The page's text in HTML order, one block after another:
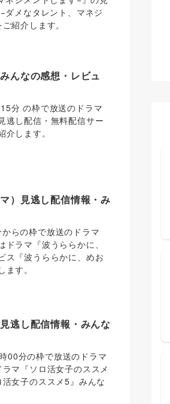
ダメなタレント、マネジ
紹介します。
んなの感想・レビュ
分 の枠で放送のドラマ
逃し配信・無料配信サー
します。
）見逃し配信情報・み
らの枠で放送のドラマ
ドラマ『波うららかに、
ス『波うららかに、めお
す。
逃し配信情報・みんな
00分の枠で放送のドラマ
マ『ソロ活女子のススメ
女子のススメ5』みんな